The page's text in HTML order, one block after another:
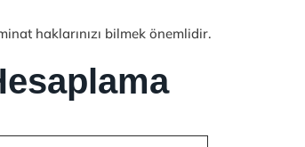
haklarınızı bilmek önemlidir.